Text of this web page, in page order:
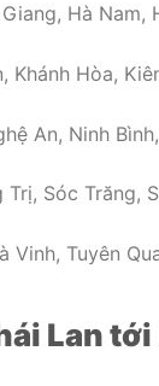
Hà Nam,
Hòa,
An, Ninh
Sóc Trăng,
Vinh, Tuyên
Lan